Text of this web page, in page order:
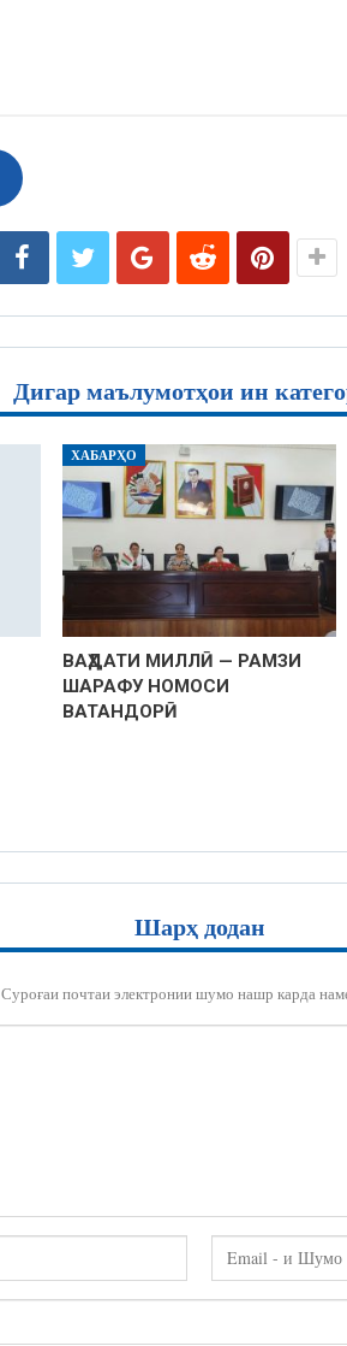
Дигар маълумотҳои ин
ХАБАРҲО
ВАҲДАТИ МИЛЛӢ — РАМЗИ
ШАРАФУ НОМОСИ
ВАТАНДОРӢ
Шарҳ додан
Суроғаи почтаи электронии шумо нашр карда